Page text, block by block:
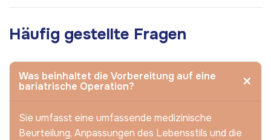
Häufig gestellte Fragen
Was beinhaltet die Vorbereitung auf eine
bariatrische Operation?
Sie umfasst eine umfassende medizinische
Beurteilung, Anpassungen des Lebensstils und die